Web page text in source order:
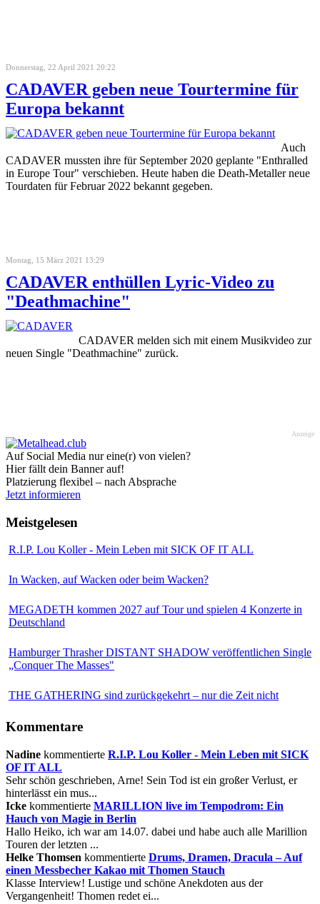
Donnerstag, 22 April 2021 20:22
CADAVER geben neue Tourtermine für
Europa bekannt
Auch
CADAVER mussten ihre für September 2020 geplante "Enthralled
in Europe Tour" verschieben. Heute haben die Death-Metaller neue
Tourdaten für Februar 2022 bekannt gegeben.
Montag, 15 März 2021 13:29
CADAVER enthüllen Lyric-Video zu
"Deathmachine"
CADAVER melden sich mit einem Musikvideo zur
neuen Single "Deathmachine" zurück.
Anzeige
Auf Social Media nur eine(r) von vielen?
Hier fällt dein Banner auf!
Platzierung flexibel – nach Absprache
Jetzt informieren
Meistgelesen
R.I.P. Lou Koller - Mein Leben mit SICK OF IT ALL
In Wacken, auf Wacken oder beim Wacken?
MEGADETH kommen 2027 auf Tour und spielen 4 Konzerte in
Deutschland
Hamburger Thrasher DISTANT SHADOW veröffentlichen Single
„Conquer The Masses"
THE GATHERING sind zurückgekehrt – nur die Zeit nicht
Kommentare
Nadine kommentierte R.I.P. Lou Koller - Mein Leben mit SICK
OF IT ALL
Sehr schön geschrieben, Arne! Sein Tod ist ein großer Verlust, er
hinterlässt ein mus...
Icke kommentierte MARILLION live im Tempodrom: Ein
Hauch von Magie in Berlin
Hallo Heiko, ich war am 14.07. dabei und habe auch alle Marillion
Touren der letzten ...
Helke Thomsen kommentierte Drums, Dramen, Dracula – Auf
einen Messbecher Kakao mit Thomen Stauch
Klasse Interview! Lustige und schöne Anekdoten aus der
Vergangenheit! Thomen redet ei...